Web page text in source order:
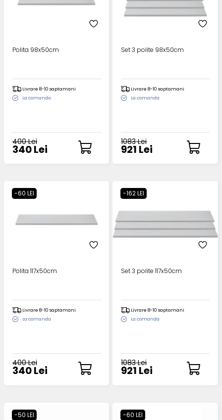
Polita 98x50cm
Livrare 8-10 saptamani
La comanda
400 Lei
340 Lei
Set 3 polite 98x50cm
Livrare 8-10 saptamani
La comanda
1083 Lei
921 Lei
-60 LEI
Polita 117x50cm
Livrare 8-10 saptamani
La comanda
400 Lei
340 Lei
-162 LEI
Set 3 polite 117x50cm
Livrare 8-10 saptamani
La comanda
1083 Lei
921 Lei
-50 LEI -60 LEI